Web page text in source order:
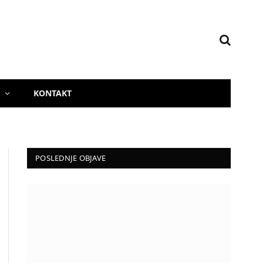
KONTAKT
POSLEDNJE OBJAVE